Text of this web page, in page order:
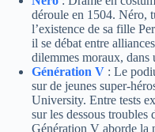
déroule en 1504. Néro,
l’existence de sa fille
il se débat entre
dilemmes moraux, dans
Génération V : Le
sur de jeunes super-
University. Entre tests
sur les dessous
Génération V aborde la